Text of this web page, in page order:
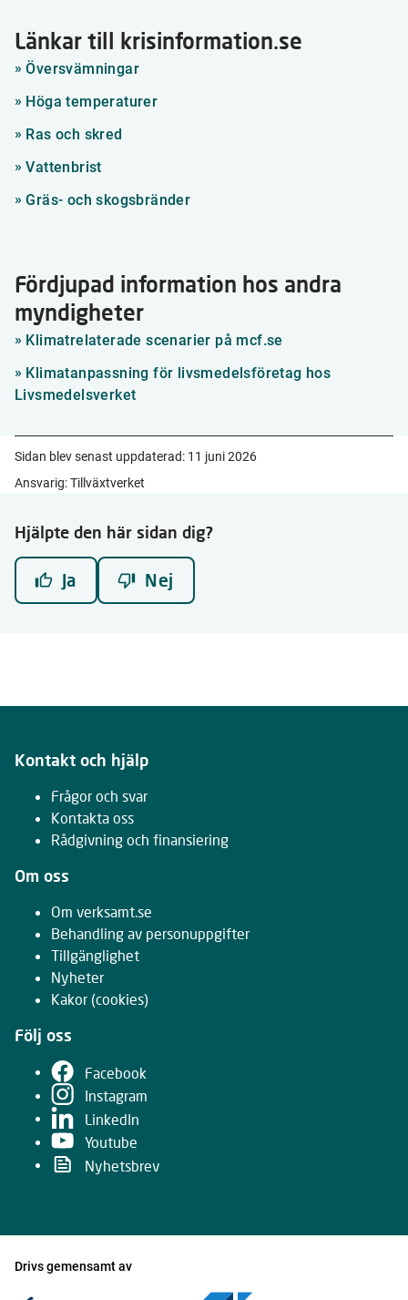
Länkar till krisinformation.se
Översvämningar
Höga temperaturer
Ras och skred
Vattenbrist
Gräs- och skogsbränder
Fördjupad information hos andra
myndigheter
Klimatrelaterade scenarier på mcf.se
Klimatanpassning för livsmedelsföretag hos
Livsmedelsverket
Sidan blev senast uppdaterad: 11 juni 2026
Ansvarig: Tillväxtverket
Hjälpte den här sidan dig?
Ja Nej
Kontakt och hjälp
Frågor och svar
Kontakta oss
Rådgivning och finansiering
Om oss
Om verksamt.se
Behandling av personuppgifter
Tillgänglighet
Nyheter
Kakor (cookies)
Följ oss
Facebook
Instagram
LinkedIn
Youtube
Nyhetsbrev
Drivs gemensamt av